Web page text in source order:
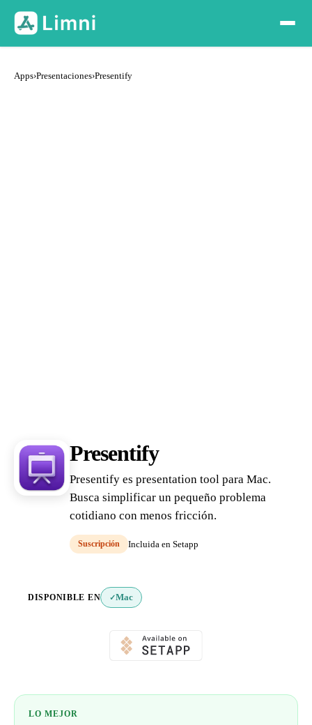
Apps›Presentaciones›Presentify
Presentify
Presentify es presentation tool para Mac.
Busca simplificar un pequeño problema
cotidiano con menos fricción.
Suscripción Incluida en Setapp
DISPONIBLE EN ✓Mac
LO MEJOR